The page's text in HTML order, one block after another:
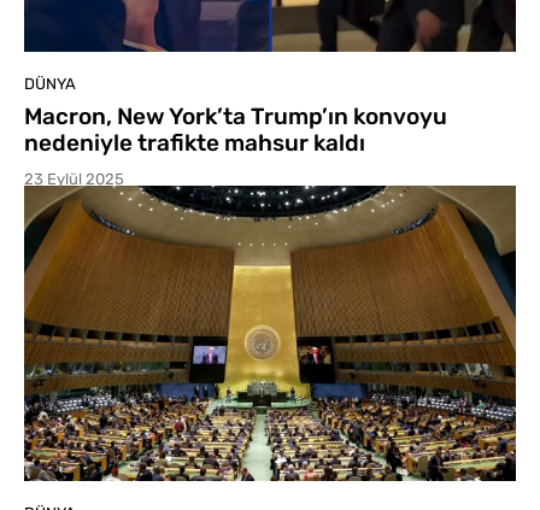
DÜNYA
Macron, New York’ta Trump’ın konvoyu
nedeniyle trafikte mahsur kaldı
23 Eylül 2025